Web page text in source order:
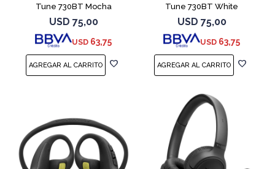
Tune 730BT Mocha
USD 75,00
USD 63,75
Tune 730BT White
USD 75,00
USD 63,75